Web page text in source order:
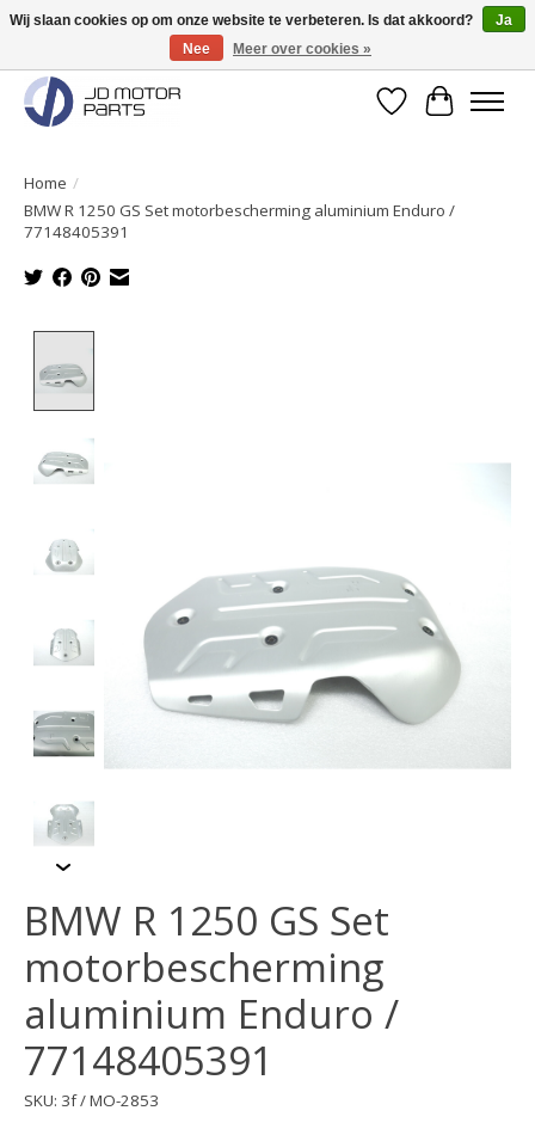
Originele onderdelen direct uit voorraad leverbaar!
Verlanglijst
Home /
BMW R 1250 GS Set motorbescherming aluminium Enduro /
77148405391
BMW R 1250 GS Set
motorbescherming
aluminium Enduro /
77148405391
SKU: 3f / MO-2853
Wij slaan cookies op om onze website te verbeteren. Is dat akkoord?
Ja
Nee
Meer over cookies »